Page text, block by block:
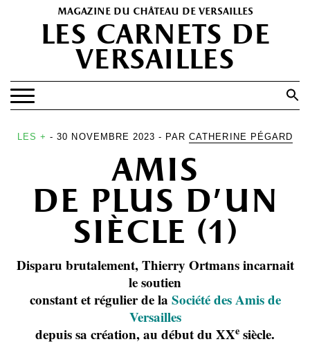
magazine du château de versailles
les carnets de
versailles
Search Button
EXPOSITIONS
PATRIMOINE
SPECTACLES
PORTFOLIOS
HISTOIRE(S)
LES +
ABONNEMENT GRATUIT AU MAGAZINE
LES + - 30 NOVEMBRE 2023 - PARCATHERINE PÉGARD
amis
de plus d’un
siècle (1)
Disparu brutalement, Thierry Ortmans incarnait
le soutien
constant et régulier de la Société des Amis de
Versailles
depuis sa création, au début du XXe siècle.